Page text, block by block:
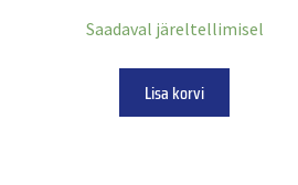
Saadaval järeltellimisel
Lisa korvi